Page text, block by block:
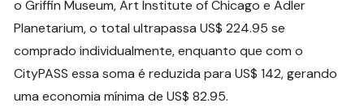
o Griffin Museum, Art Institute of Chicago e Adler
Planetarium, o total ultrapassa US$ 224.95 se
comprado individualmente, enquanto que com o
CityPASS essa soma é reduzida para US$ 142, gerando
uma economia mínima de US$ 82.95.